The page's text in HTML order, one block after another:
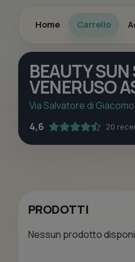
Home Carrello
BEAUTY SUN
VENERUSO
Via Salvatore di
4,6
20
PRODOTTI
Nessun prodotto